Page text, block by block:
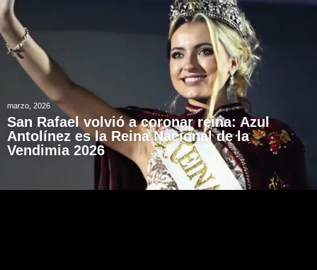
marzo, 2026
San Rafael volvió a coronar reina: Azul
Antolínez es la Reina Nacional de la
Vendimia 2026